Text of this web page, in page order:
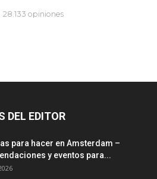
DEL EDITOR
para hacer en Amsterdam –
y eventos para...